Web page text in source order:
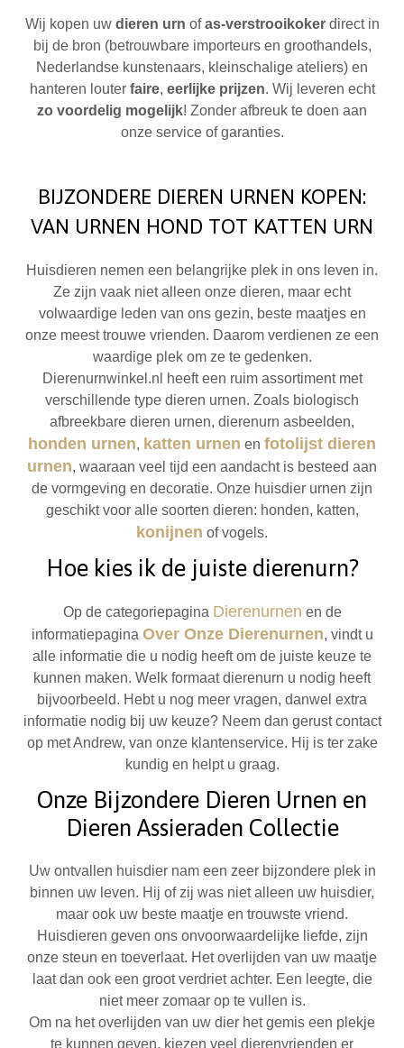
Wij kopen uw dieren urn ofas-verstrooikokerdirect in
bij de bron (betrouwbare importeurs en groothandels,
Nederlandse kunstenaars, kleinschalige ateliers) en
hanteren louter faire, eerlijke prijzen. Wij leveren echt
zo voordelig mogelijk! Zonder afbreuk te doen aan
onze service of garanties.
BIJZONDERE DIEREN URNEN KOPEN:
VAN URNEN HOND TOT KATTEN URN
Huisdieren nemen een belangrijke plek in ons leven in.
Ze zijn vaak niet alleen onze dieren, maar echt
volwaardige leden van ons gezin, beste maatjes en
onze meest trouwe vrienden. Daarom verdienen ze een
waardige plek om ze te gedenken.
Dierenurnwinkel.nl heeft een ruim assortiment met
verschillende type dieren urnen. Zoals biologisch
afbreekbare dieren urnen, dierenurn asbeelden,
honden urnen, katten urnen en fotolijst dieren
urnen, waaraan veel tijd een aandacht is besteed aan
de vormgeving en decoratie. Onze huisdier urnen zijn
geschikt voor alle soorten dieren: honden, katten,
konijnen of vogels.
Hoe kies ik de juiste dierenurn?
Op de categoriepagina Dierenurnen en de
informatiepagina Over Onze Dierenurnen, vindt u
alle informatie die u nodig heeft om de juiste keuze te
kunnen maken. Welk formaat dierenurn u nodig heeft
bijvoorbeeld. Hebt u nog meer vragen, danwel extra
informatie nodig bij uw keuze? Neem dan gerust contact
op met Andrew, van onze klantenservice. Hij is ter zake
kundig en helpt u graag.
Onze Bijzondere Dieren Urnen en
Dieren Assieraden Collectie
Uw ontvallen huisdier nam een zeer bijzondere plek in
binnen uw leven. Hij of zij was niet alleen uw huisdier,
maar ook uw beste maatje en trouwste vriend.
Huisdieren geven ons onvoorwaardelijke liefde, zijn
onze steun en toeverlaat. Het overlijden van uw maatje
laat dan ook een groot verdriet achter. Een leegte, die
niet meer zomaar op te vullen is.
Om na het overlijden van uw dier het gemis een plekje
te kunnen geven, kiezen veel dierenvrienden er